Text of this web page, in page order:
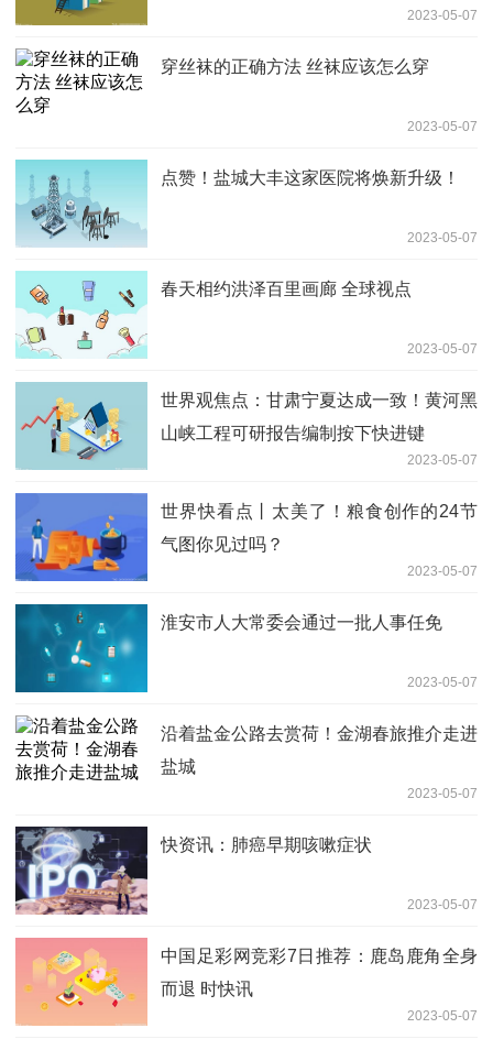
2023-05-07
穿丝袜的正确方法 丝袜应该怎么穿
2023-05-07
点赞！盐城大丰这家医院将焕新升级！
2023-05-07
春天相约洪泽百里画廊 全球视点
2023-05-07
世界观焦点：甘肃宁夏达成一致！黄河黑
山峡工程可研报告编制按下快进键
2023-05-07
世界快看点丨太美了！粮食创作的24节
气图你见过吗？
2023-05-07
淮安市人大常委会通过一批人事任免
2023-05-07
沿着盐金公路去赏荷！金湖春旅推介走进
盐城
2023-05-07
快资讯：肺癌早期咳嗽症状
2023-05-07
中国足彩网竞彩7日推荐：鹿岛鹿角全身
而退 时快讯
2023-05-07